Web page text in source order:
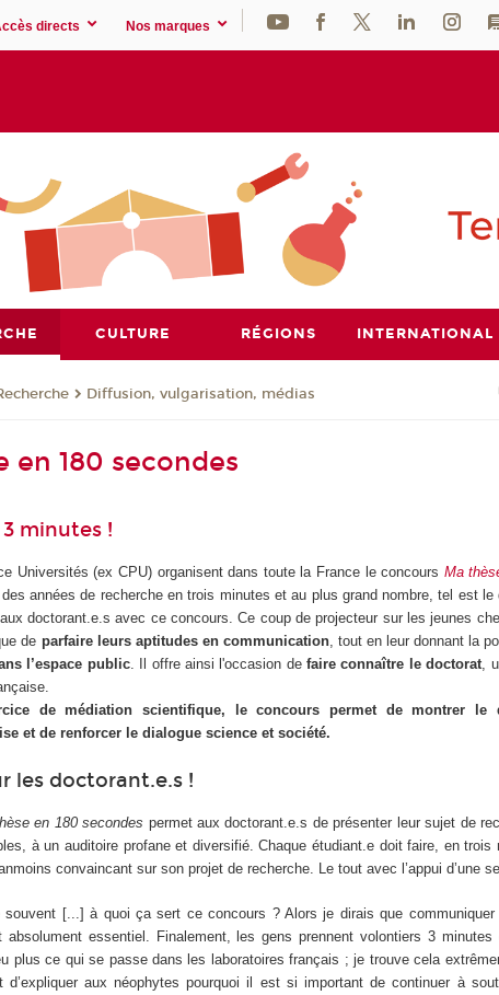
directs Nos marques
CULTURE RÉGIONS INTERNATIONAL
Diffusion, vulgarisation, médias
en 180 secondes
3 minutes !
Universités (ex CPU) organisent dans toute la France le concours Ma
des années de recherche en trois minutes et au plus grand nombre, tel est
doctorant.e.s avec ce concours. Ce coup de projecteur sur les jeunes
de parfaire leurs aptitudes en communication, tout en leur donnant la
l’espace public. Il offre ainsi l'occasion defaire connaître le doctorat,
de médiation scientifique, le concours permet de montrer le
et de renforcer le dialogue science et société.
les doctorant.e.s !
en 180 secondes permet aux doctorant.e.s de présenter leur sujet de
à un auditoire profane et diversifié. Chaque étudiant.e doit faire, en trois
convaincant sur son projet de recherche. Le tout avec l’appui d’une
souvent [...] à quoi ça sert ce concours ? Alors je dirais que
absolument essentiel. Finalement, les gens prennent volontiers 3
plus ce qui se passe dans les laboratoires français ; je trouve cela
d’expliquer aux néophytes pourquoi il est si important de continuer à